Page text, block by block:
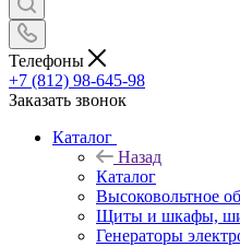
Телефоны
+7 (812) 98-645-98
Заказать звонок
Каталог
Назад
Каталог
Высоковольтное
Щиты и шкафы,
Генераторы